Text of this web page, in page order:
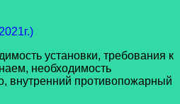
установки, требования к
необходимость
внутренний противопожарный